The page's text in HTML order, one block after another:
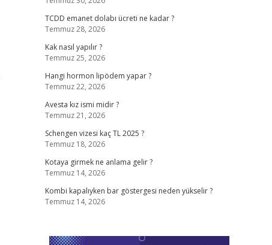
TCDD emanet dolabı ücreti ne kadar ?
Temmuz 28, 2026
Kak nasıl yapılır ?
Temmuz 25, 2026
Hangi hormon lipödem yapar ?
Temmuz 22, 2026
Avesta kız ismi midir ?
Temmuz 21, 2026
Schengen vizesi kaç TL 2025 ?
Temmuz 18, 2026
Kotaya girmek ne anlama gelir ?
Temmuz 14, 2026
Kombi kapalıyken bar göstergesi neden yükselir ?
Temmuz 14, 2026